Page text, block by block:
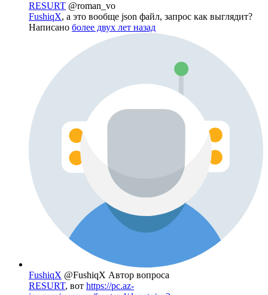
RESURT @roman_vo
FushiqX, а это вообще json файл, запрос как выглядит?
Написано более двух лет назад
FushiqX @FushiqX Автор вопроса
RESURT, вот https://pc.az-